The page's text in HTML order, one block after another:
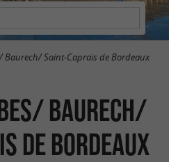
Baurech/ Saint-Caprais de Bordeaux
Baurech/
de Bordeaux